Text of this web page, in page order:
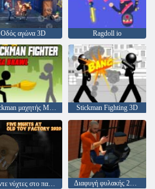
Οδός αγώνα 3D Ragdoll io
Stickman μαχητής Mega φιλονικία Stickman Fighting 3D
Πέντε νύχτες στο παλιό εργοστάσιο παιχνιδιών 2020 Διαφυγή φυλακής 2020